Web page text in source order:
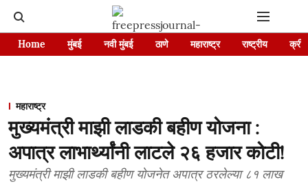
Home मुंबई नवी मुंबई ठाणे महाराष्ट्र राष्ट्रीय
महाराष्ट्र
मुख्यमंत्री माझी लाडकी बहीण योजना :
अपात्र लाभार्थ्यांनी लाटले २६ हजार कोटी!
मुख्यमंत्री माझी लाडकी बहीण योजनेत अपात्र ठरलेल्या ८१ लाख